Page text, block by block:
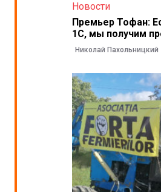
Новости
Премьер Тофан:
1С, мы получим
Николай Пахольницкий